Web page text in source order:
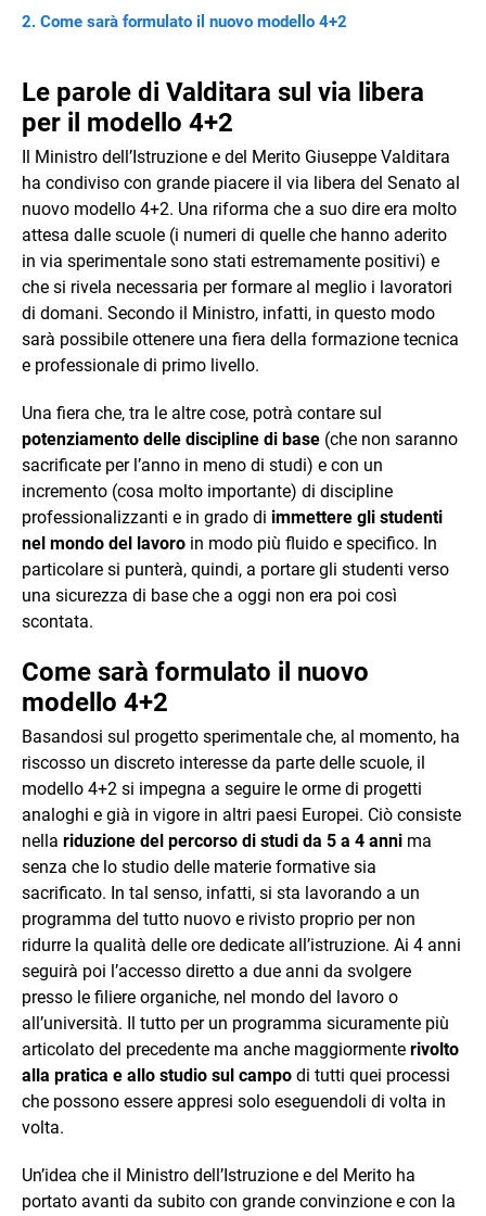
Come sarà formulato il nuovo modello 4+2
Le parole di Valditara sul via libera
per il modello 4+2
Il Ministro dell’Istruzione e del Merito Giuseppe Valditara
ha condiviso con grande piacere il via libera del Senato al
nuovo modello 4+2. Una riforma che a suo dire era molto
attesa dalle scuole (i numeri di quelle che hanno aderito
in via sperimentale sono stati estremamente positivi) e
che si rivela necessaria per formare al meglio i lavoratori
di domani. Secondo il Ministro, infatti, in questo modo
sarà possibile ottenere una fiera della formazione tecnica
e professionale di primo livello.
Una fiera che, tra le altre cose, potrà contare sul
potenziamento delle discipline di base (che non saranno
sacrificate per l’anno in meno di studi) e con un
incremento (cosa molto importante) di discipline
professionalizzanti e in grado di immettere gli studenti
nel mondo del lavoro in modo più fluido e specifico. In
particolare si punterà, quindi, a portare gli studenti verso
una sicurezza di base che a oggi non era poi così
scontata.
Come sarà formulato il nuovo
modello 4+2
Basandosi sul progetto sperimentale che, al momento, ha
riscosso un discreto interesse da parte delle scuole, il
modello 4+2 si impegna a seguire le orme di progetti
analoghi e già in vigore in altri paesi Europei. Ciò consiste
nella riduzione del percorso di studi da 5 a 4 anni ma
senza che lo studio delle materie formative sia
sacrificato. In tal senso, infatti, si sta lavorando a un
programma del tutto nuovo e rivisto proprio per non
ridurre la qualità delle ore dedicate all’istruzione. Ai 4 anni
seguirà poi l’accesso diretto a due anni da svolgere
presso le filiere organiche, nel mondo del lavoro o
all’università. Il tutto per un programma sicuramente più
articolato del precedente ma anche maggiormente rivolto
alla pratica e allo studio sul campo di tutti quei processi
che possono essere appresi solo eseguendoli di volta in
volta.
Un’idea che il Ministro dell’Istruzione e del Merito ha
portato avanti da subito con grande convinzione e con la